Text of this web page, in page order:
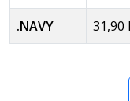
.NAVY 31,90